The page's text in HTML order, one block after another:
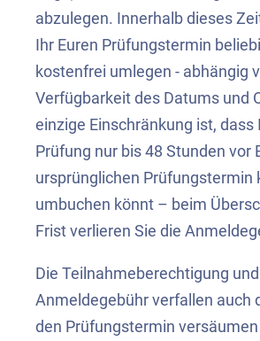
abzulegen. Innerhalb dieses
Ihr Euren Prüfungstermin
kostenfrei umlegen - abhängig
Verfügbarkeit des Datums und
einzige Einschränkung ist, dass
Prüfung nur bis 48 Stunden vor
ursprünglichen Prüfungstermin
umbuchen könnt – beim
Frist verlieren Sie die
Die Teilnahmeberechtigung
Anmeldegebühr verfallen auch
den Prüfungstermin